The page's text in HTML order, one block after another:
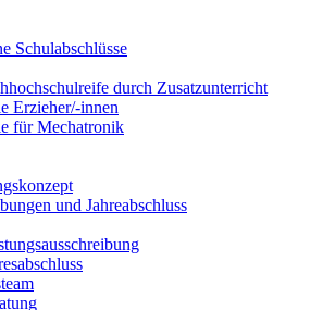
Schulabschlüsse
durch Zusatzunterricht
Erzieher/-innen
für Mechatronik
und Jahreabschluss